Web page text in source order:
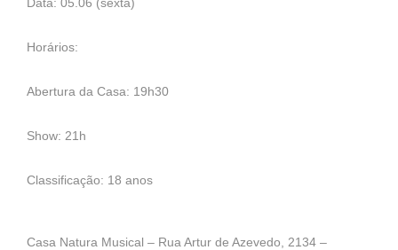
Horários:
Abertura da Casa: 19h30
Show: 21h
Classificação: 18 anos
Casa Natura Musical – Rua Artur de Azevedo, 2134 –